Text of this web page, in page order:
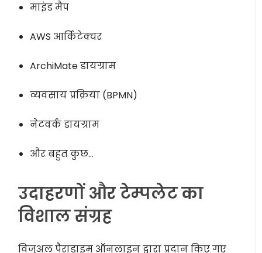
माइंड मैप
AWS आर्किटेक्चर
ArchiMate डायग्राम
व्यवसाय प्रक्रिया (BPMN)
नेटवर्क डायग्राम
और बहुत कुछ…
उदाहरणों और टेम्पलेट का
विशाल संग्रह
विजुअल पैराडाइम ऑनलाइन द्वारा प्रदान किए गए